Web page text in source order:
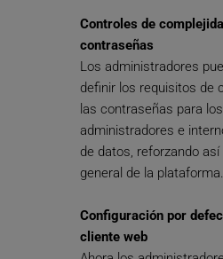
Controles de
contraseñas
Los administradores
definir los requisitos de
las contraseñas para
administradores e
de datos, reforzando así
general de la plataforma.
Configuración por
cliente web